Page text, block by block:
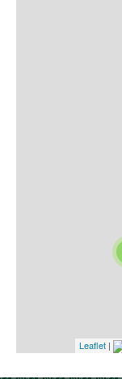
Leaflet |